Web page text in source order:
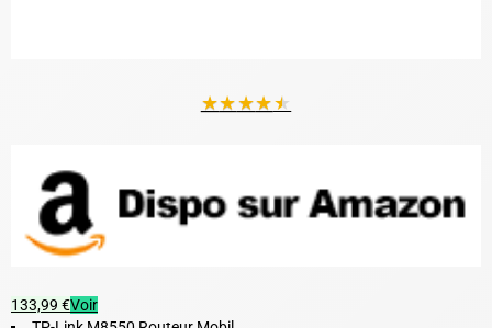
★★★★★
133,99 €Voir